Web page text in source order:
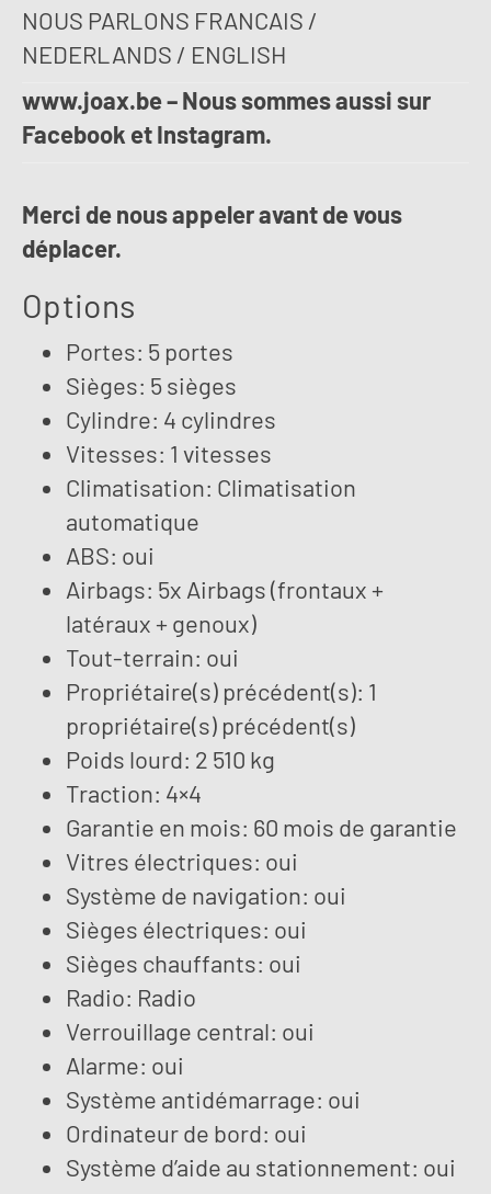
NOUS PARLONS FRANCAIS /
NEDERLANDS / ENGLISH
www.joax.be – Nous sommes aussi sur
Facebook et Instagram.
Merci de nous appeler avant de vous
déplacer.
Options
Portes: 5 portes
Sièges: 5 sièges
Cylindre: 4 cylindres
Vitesses: 1 vitesses
Climatisation: Climatisation
automatique
ABS: oui
Airbags: 5x Airbags (frontaux +
latéraux + genoux)
Tout-terrain: oui
Propriétaire(s) précédent(s): 1
propriétaire(s) précédent(s)
Poids lourd: 2 510 kg
Traction: 4×4
Garantie en mois: 60 mois de garantie
Vitres électriques: oui
Système de navigation: oui
Sièges électriques: oui
Sièges chauffants: oui
Radio: Radio
Verrouillage central: oui
Alarme: oui
Système antidémarrage: oui
Ordinateur de bord: oui
Système d’aide au stationnement: oui